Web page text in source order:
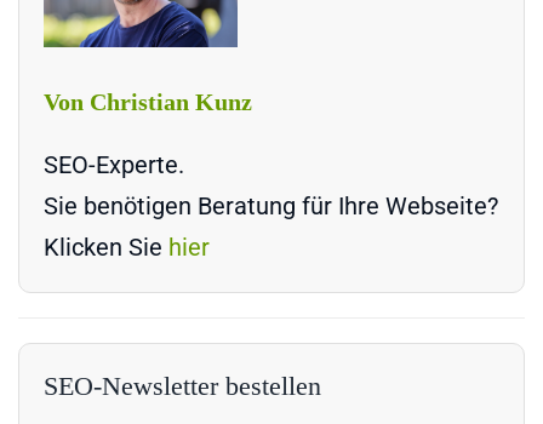
Von Christian Kunz
SEO-Experte.
Sie benötigen Beratung für Ihre Webseite?
Klicken Sie hier
SEO-Newsletter bestellen